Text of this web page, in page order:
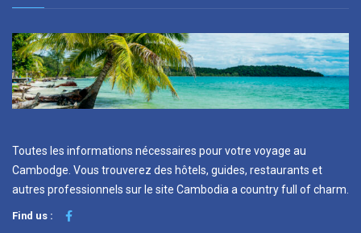
Toutes les informations nécessaires pour votre voyage au
Cambodge. Vous trouverez des hôtels, guides, restaurants et
autres professionnels sur le site Cambodia a country full of charm.
Find us :